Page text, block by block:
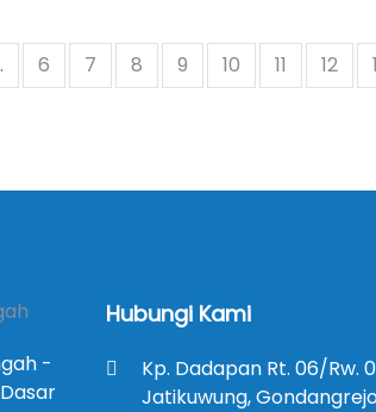
6 7 8 9 10 11 12
-
Hubungi Kami
Kp. Dadapan Rt. 06/Rw.
Jatikuwung,